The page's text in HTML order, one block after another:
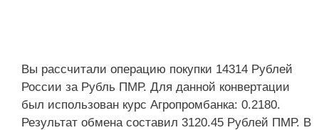
Вы рассчитали операцию покупки 14314 Рублей
России за Рубль ПМР. Для данной конвертации
был использован курс Агропромбанка: 0.2180.
Результат обмена составил 3120.45 Рублей ПМР. В